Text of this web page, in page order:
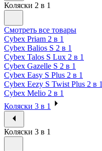
Коляски 2 в 1
Смотреть все товары
Cybex Priam 2 в 1
Cybex Balios S 2 в 1
Cybex Talos S Lux 2 в 1
Cybex Gazelle S 2 в 1
Cybex Easy S Plus 2 в 1
Cybex Eezy S Twist Plus 2 в 1
Cybex Melio 2 в 1
Коляски 3 в 1
Коляски 3 в 1